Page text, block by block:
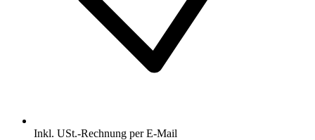
Inkl. USt.-Rechnung per E-Mail